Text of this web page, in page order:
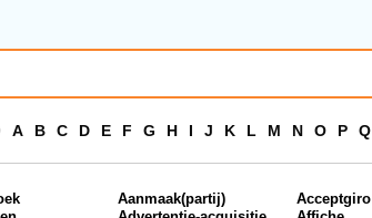
A B C D E F G H I J K L M N O P Q
Aanmaak(partij) Acceptgiro